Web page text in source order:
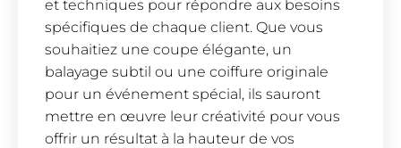
et techniques pour répondre aux besoins
spécifiques de chaque client. Que vous
souhaitiez une coupe élégante, un
balayage subtil ou une coiffure originale
pour un événement spécial, ils sauront
mettre en œuvre leur créativité pour vous
offrir un résultat à la hauteur de vos